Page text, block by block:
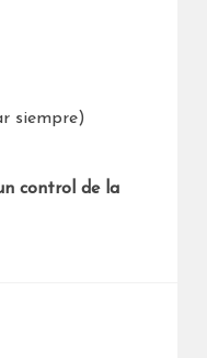
siempre)
control de la